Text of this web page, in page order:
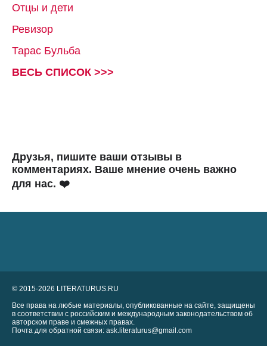
Отцы и дети
Ревизор
Тарас Бульба
ВЕСЬ СПИСОК >>>
Друзья, пишите ваши отзывы в
комментариях. Ваше мнение очень важно
для нас. ❤️
© 2015-2026 LITERATURUS.RU
Все права на любые материалы, опубликованные на сайте, защищены
в соответствии с российским и международным законодательством об
авторском праве и смежных правах.
Почта для обратной связи: ask.literaturus@gmail.com